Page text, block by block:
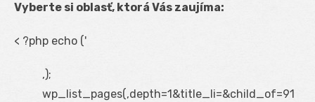
Vyberte si oblasť, ktorá Vás zaujíma:
< ?php echo ('
‚);
wp_list_pages(‚depth=1&title_li=&child_of=91